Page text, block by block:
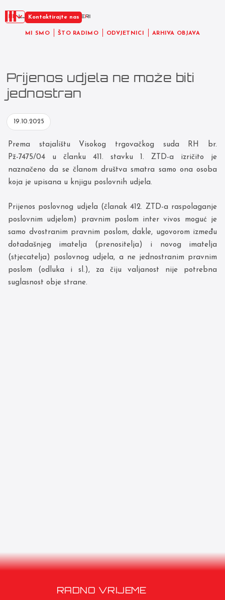
MI SMO ŠTO RADIMO ODVJETNICI ARHIVA OBJAVA
Kontaktirajte nas
Prijenos udjela ne može biti
jednostran
19.10.2025
Prema stajalištu Visokog trgovačkog suda RH br.
Pž-7475/04 u članku 411. stavku 1. ZTD-a izričito je
naznačeno da se članom društva smatra samo ona osoba
koja je upisana u knjigu poslovnih udjela.
Prijenos poslovnog udjela (članak 412. ZTD-a raspolaganje
poslovnim udjelom) pravnim poslom inter vivos moguć je
samo dvostranim pravnim poslom, dakle, ugovorom između
dotadašnjeg imatelja (prenositelja) i novog imatelja
(stjecatelja) poslovnog udjela, a ne jednostranim pravnim
poslom (odluka i sl.), za čiju valjanost nije potrebna
suglasnost obje strane.
RADNO VRIJEME